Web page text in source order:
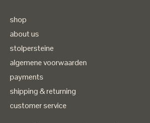
shop
about us
stolpersteine
algemene voorwaarden
payments
shipping & returning
customer service